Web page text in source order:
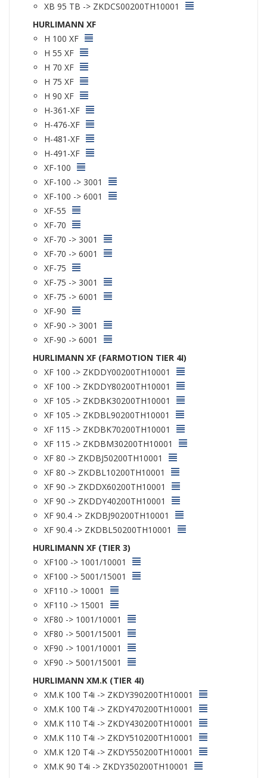
XB 95 TB -> ZKDCS00200TH10001
HURLIMANN XF
H 100 XF
H 55 XF
H 70 XF
H 75 XF
H 90 XF
H-361-XF
H-476-XF
H-481-XF
H-491-XF
XF-100
XF-100 -> 3001
XF-100 -> 6001
XF-55
XF-70
XF-70 -> 3001
XF-70 -> 6001
XF-75
XF-75 -> 3001
XF-75 -> 6001
XF-90
XF-90 -> 3001
XF-90 -> 6001
HURLIMANN XF (FARMOTION TIER 4I)
XF 100 -> ZKDDY00200TH10001
XF 100 -> ZKDDY80200TH10001
XF 105 -> ZKDBK30200TH10001
XF 105 -> ZKDBL90200TH10001
XF 115 -> ZKDBK70200TH10001
XF 115 -> ZKDBM30200TH10001
XF 80 -> ZKDBJ50200TH10001
XF 80 -> ZKDBL10200TH10001
XF 90 -> ZKDDX60200TH10001
XF 90 -> ZKDDY40200TH10001
XF 90.4 -> ZKDBJ90200TH10001
XF 90.4 -> ZKDBL50200TH10001
HURLIMANN XF (TIER 3)
XF100 -> 1001/10001
XF100 -> 5001/15001
XF110 -> 10001
XF110 -> 15001
XF80 -> 1001/10001
XF80 -> 5001/15001
XF90 -> 1001/10001
XF90 -> 5001/15001
HURLIMANN XM.K (TIER 4I)
XM.K 100 T4i -> ZKDY390200TH10001
XM.K 100 T4i -> ZKDY470200TH10001
XM.K 110 T4i -> ZKDY430200TH10001
XM.K 110 T4i -> ZKDY510200TH10001
XM.K 120 T4i -> ZKDY550200TH10001
XM.K 90 T4i -> ZKDY350200TH10001